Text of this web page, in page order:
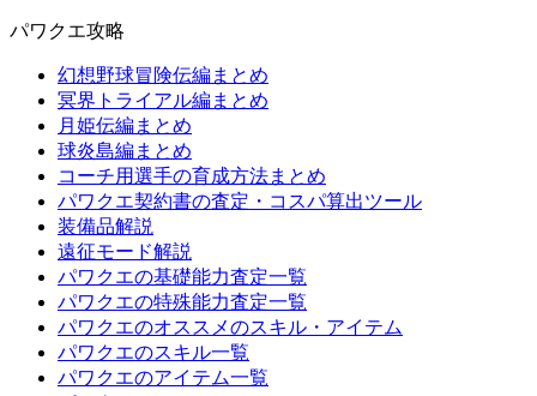
パワクエ攻略
幻想野球冒険伝編まとめ
冥界トライアル編まとめ
月姫伝編まとめ
球炎島編まとめ
コーチ用選手の育成方法まとめ
パワクエ契約書の査定・コスパ算出ツール
装備品解説
遠征モード解説
パワクエの基礎能力査定一覧
パワクエの特殊能力査定一覧
パワクエのオススメのスキル・アイテム
パワクエのスキル一覧
パワクエのアイテム一覧